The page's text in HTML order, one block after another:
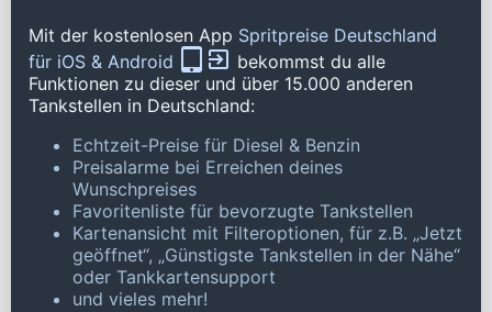
Mit der kostenlosen App Spritpreise Deutschland
für iOS & Android
bekommst du alle
Funktionen zu dieser und über 15.000 anderen
Tankstellen in Deutschland:
Echtzeit-Preise für Diesel & Benzin
Preisalarme bei Erreichen deines
Wunschpreises
Favoritenliste für bevorzugte Tankstellen
Kartenansicht mit Filteroptionen, für z.B. „Jetzt
geöffnet“, „Günstigste Tankstellen in der Nähe“
oder Tankkartensupport
und vieles mehr!